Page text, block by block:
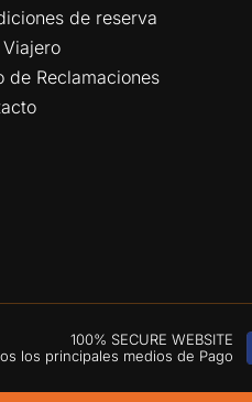
de reserva
de Reclamaciones
100% SECURE WEBSITE
los principales medios de Pago